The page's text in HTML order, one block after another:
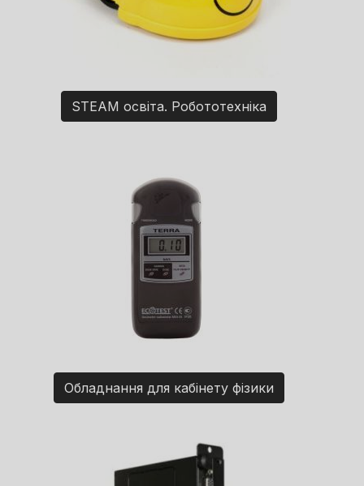
STEAM освіта. Робототехніка
Обладнання для кабінету фізики